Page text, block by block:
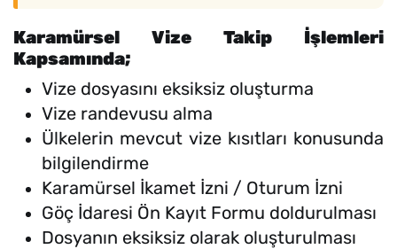
Karamürsel Vize Takip İşlemleri
Kapsamında;
Vize dosyasını eksiksiz oluşturma
Vize randevusu alma
Ülkelerin mevcut vize kısıtları konusunda
bilgilendirme
Karamürsel İkamet İzni / Oturum İzni
Göç İdaresi Ön Kayıt Formu doldurulması
Dosyanın eksiksiz olarak oluşturulması